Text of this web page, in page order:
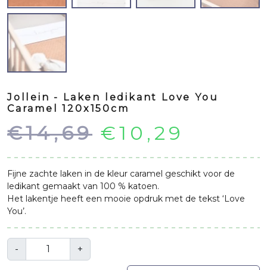
Jollein - Laken ledikant Love You
Caramel 120x150cm
€14,69
prijs
was:
€10,29
prijs
is:
Fijne zachte laken in de kleur caramel geschikt voor de
ledikant gemaakt van 100 % katoen.
Het lakentje heeft een mooie opdruk met de tekst ‘Love
You’.
-
Aantal +